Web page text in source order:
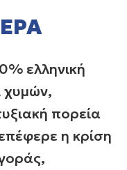
ελληνική
χυμών,
πορεία
η κρίση